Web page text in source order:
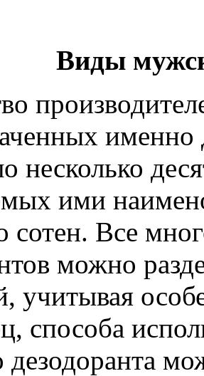
Виды
несколько
ими
сотен. Все
можно
учитывая
способа
дезодоранта